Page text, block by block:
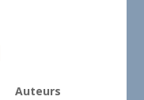
Auteurs